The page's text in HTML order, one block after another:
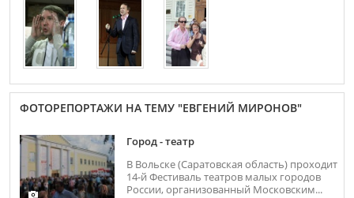
ФОТОРЕПОРТАЖИ НА ТЕМУ "ЕВГЕНИЙ МИРОНОВ"
Город - театр
В Вольске (Саратовская область) проходит
14-й Фестиваль театров малых городов
России, организованный Московским...